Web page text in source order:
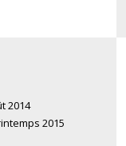
2014
2015